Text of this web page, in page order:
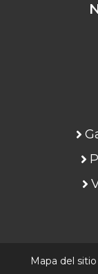
Mapa del sitio